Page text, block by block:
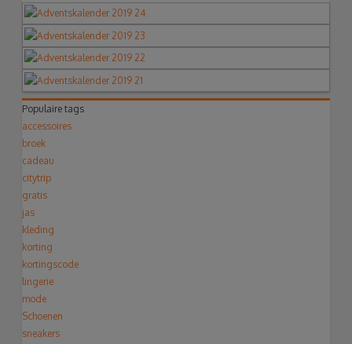
Populaire tags
accessoires
broek
cadeau
citytrip
gratis
jas
kleding
korting
kortingscode
lingerie
mode
Schoenen
sneakers